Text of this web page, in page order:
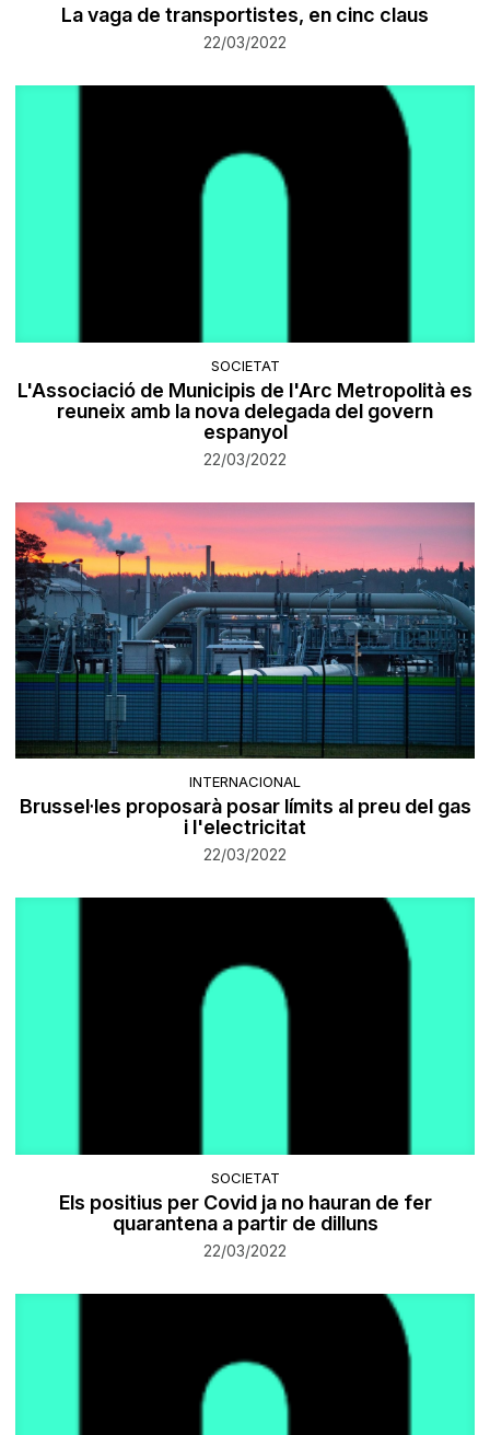
La vaga de transportistes, en cinc claus
22/03/2022
SOCIETAT
L'Associació de Municipis de l'Arc Metropolità es
reuneix amb la nova delegada del govern
espanyol
22/03/2022
INTERNACIONAL
Brussel·les proposarà posar límits al preu del gas
i l'electricitat
22/03/2022
SOCIETAT
Els positius per Covid ja no hauran de fer
quarantena a partir de dilluns
22/03/2022